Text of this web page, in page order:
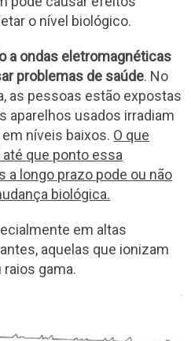
o nível biológico.
a ondas eletromagnéticas
problemas de saúde. No
as pessoas estão expostas
aparelhos usados ​​irradiam
níveis baixos. O que
que ponto essa
a longo prazo pode ou não
biológica.
em altas
aquelas que ionizam
gama.